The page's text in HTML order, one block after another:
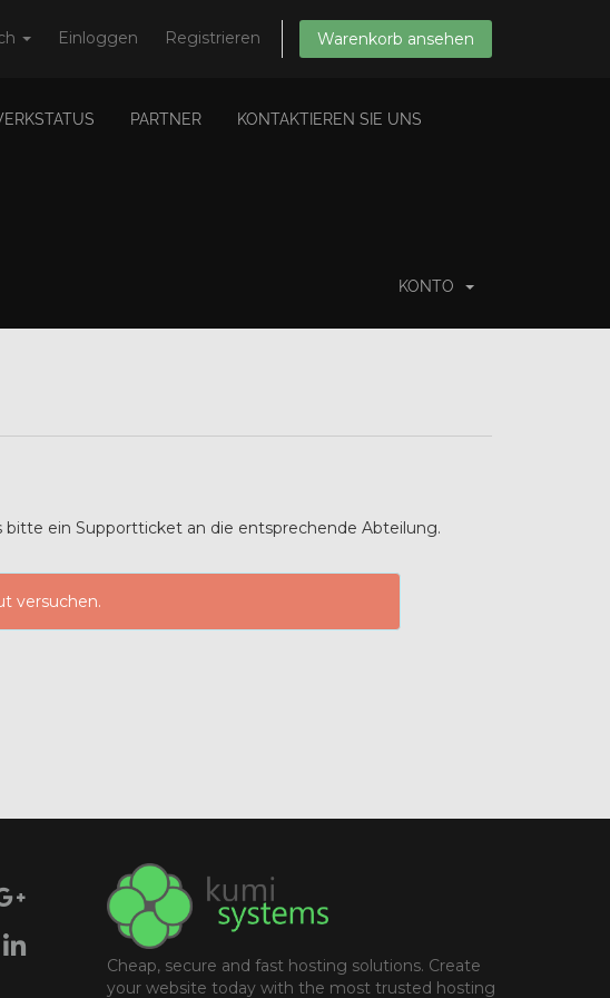
Einloggen Registrieren Warenkorb ansehen
PARTNER KONTAKTIEREN SIE UNS
KONTO
ein Supportticket an die entsprechende Abteilung.
versuchen.
Cheap, secure and fast hosting solutions. Create
your website today with the most trusted hosting